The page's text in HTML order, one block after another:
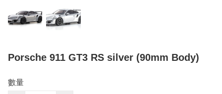
Porsche 911 GT3 RS silver (90mm Body)
數量